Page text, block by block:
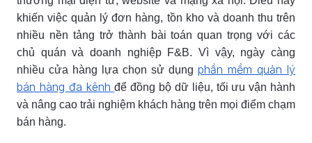
khiến việc quản lý đơn hàng, tồn kho và doanh thu trên
nhiều nền tảng trở thành bài toán quan trọng với các
chủ quán và doanh nghiệp F&B. Vì vậy, ngày càng
nhiều cửa hàng lựa chọn sử dụng phần mềm quản lý
bán hàng đa kênh để đồng bộ dữ liệu, tối ưu vận hành
và nâng cao trải nghiệm khách hàng trên mọi điểm chạm
bán hàng.